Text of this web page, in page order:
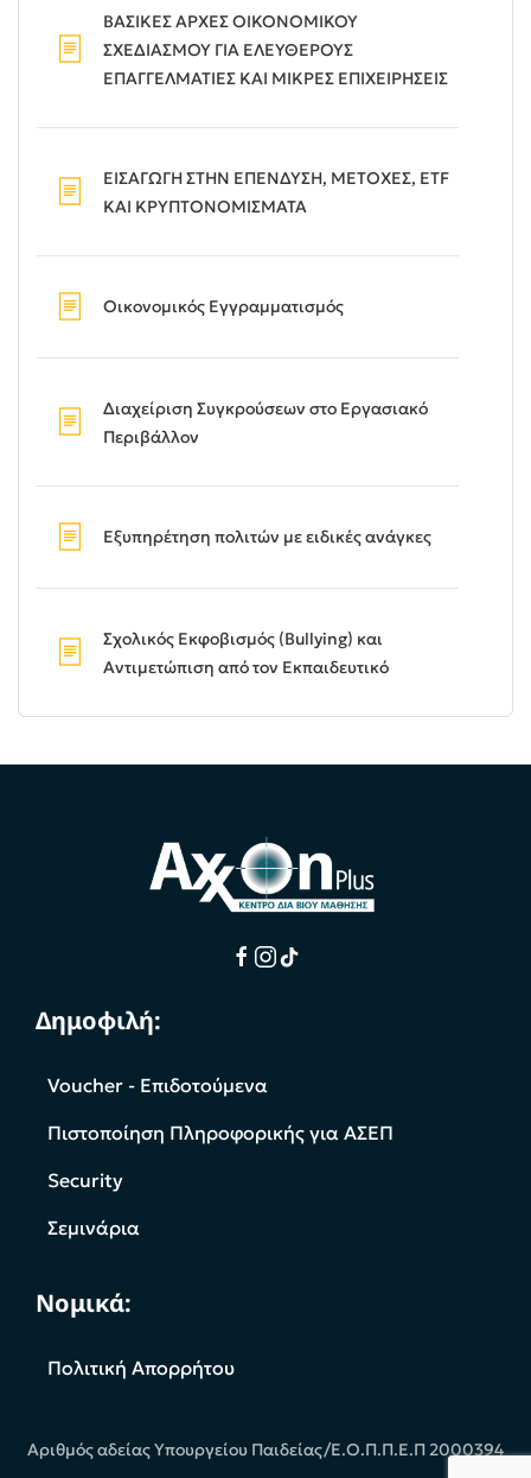
ΒΑΣΙΚΕΣ ΑΡΧΕΣ ΟΙΚΟΝΟΜΙΚΟΥ
ΣΧΕΔΙΑΣΜΟΥ ΓΙΑ ΕΛΕΥΘΕΡΟΥΣ
ΕΠΑΓΓΕΛΜΑΤΙΕΣ ΚΑΙ ΜΙΚΡΕΣ ΕΠΙΧΕΙΡΗΣΕΙΣ
ΕΙΣΑΓΩΓΗ ΣΤΗΝ ΕΠΕΝΔΥΣΗ, ΜΕΤΟΧΕΣ, ETF
ΚΑΙ ΚΡΥΠΤΟΝΟΜΙΣΜΑΤΑ
Οικονομικός Εγγραμματισμός
Διαχείριση Συγκρούσεων στο Εργασιακό
Περιβάλλον
Εξυπηρέτηση πολιτών με ειδικές ανάγκες
Σχολικός Εκφοβισμός (Bullying) και
Αντιμετώπιση από τον Εκπαιδευτικό
Δημοφιλή:
Voucher - Επιδοτούμενα
Πιστοποίηση Πληροφορικής για ΑΣΕΠ
Security
Σεμινάρια
Νομικά:
Πολιτική Απορρήτου
Αριθμός αδείας Υπουργείου Παιδείας/Ε.Ο.Π.Π.Ε.Π 2000394